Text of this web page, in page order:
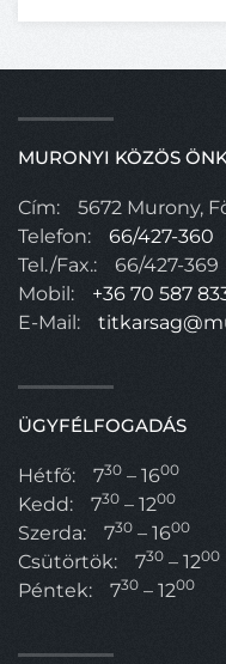
MURONYI KÖZÖS
Cím:
5672 Murony,
Telefon:
66/427-360
Tel./Fax.:
66/427-369
Mobil:
+36 70 587
E-Mail:
ÜGYFÉLFOGADÁS
Hétfő: 730 – 1600
Kedd: 730 – 1200
Szerda: 730 – 1600
Csütörtök: 730 – 1200
Péntek: 730 – 1200